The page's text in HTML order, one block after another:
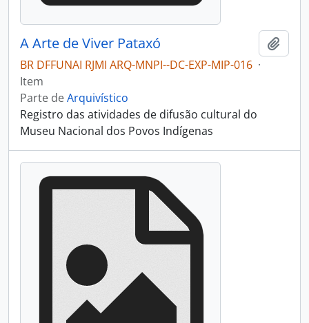
A Arte de Viver Pataxó
BR DFFUNAI RJMI ARQ-MNPI--DC-EXP-MIP-016 ·
Item
Parte deArquivístico
Registro das atividades de difusão cultural do
Museu Nacional dos Povos Indígenas